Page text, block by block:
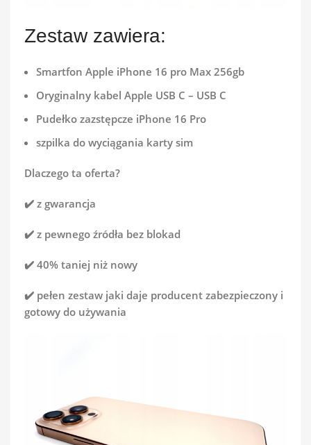
Zestaw zawiera:
Smartfon Apple iPhone 16 pro Max 256gb
Oryginalny kabel Apple USB C – USB C
Pudełko zazstępcze iPhone 16 Pro
szpilka do wyciągania karty sim
Dlaczego ta oferta?
✔️ z gwarancja
✔️ z pewnego źródła bez blokad
✔️ 40% taniej niż nowy
✔️ pełen zestaw jaki daje producent zabezpieczony i
gotowy do używania